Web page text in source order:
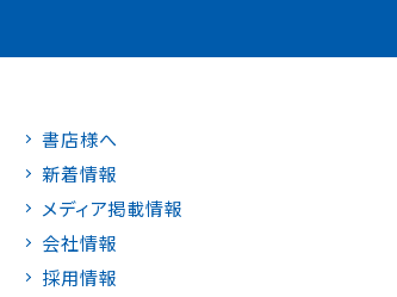
書店様へ
新着情報
メディア掲載情報
会社情報
採用情報